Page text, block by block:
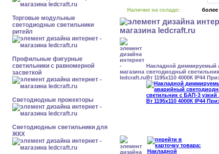
Торговые модульные
светодиодные светильники
ритейл
Профильные фигурные
светильники с равномерной
засветкой
Светодиодные прожекторы
Светодиодные светильники для
ЖКХ
Наличие на складе: более
Накладной диммируемый
светодиодный
Вт 1195x110 4000К IP44